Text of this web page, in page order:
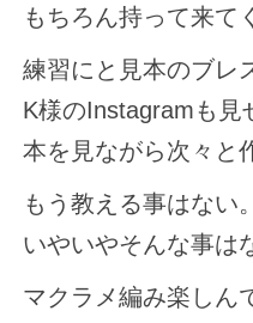
もちろん持って来て
練習にと見本のブレ
K様のInstagramも見
本を見ながら次々と
もう教える事はない
いやいやそんな事は
マクラメ編み楽しん